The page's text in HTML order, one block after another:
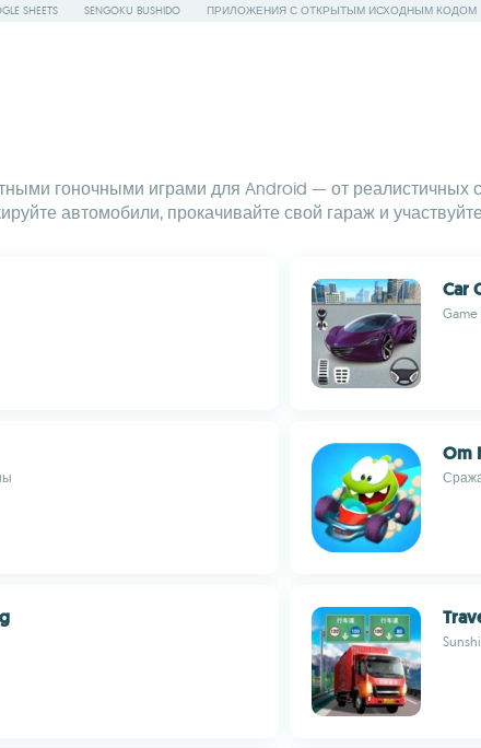
SHEETS SENGOKU BUSHIDO ПРИЛОЖЕНИЯ С ОТКРЫТЫМ ИСХОДНЫМ КОДОМ
гоночными играми для Android — от реалистичных
автомобили, прокачивайте свой гараж и
Car
Game
Om